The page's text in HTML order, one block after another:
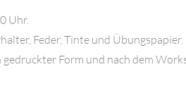
Uhr.
Feder, Tinte und Übungspapier.
Form und nach dem